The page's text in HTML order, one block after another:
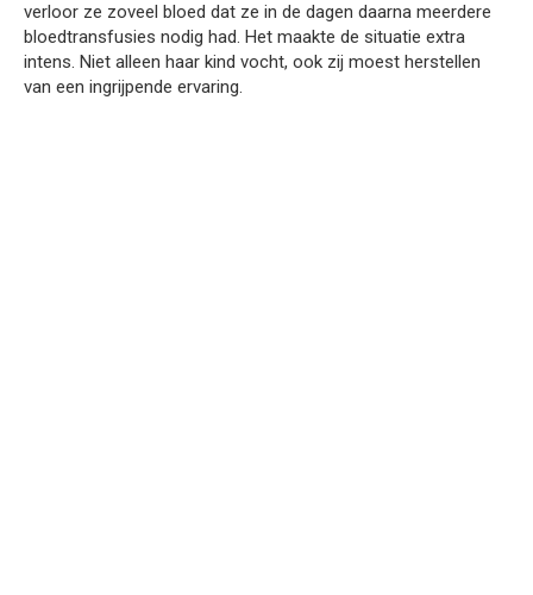
verloor ze zoveel bloed dat ze in de dagen daarna meerdere
bloedtransfusies nodig had. Het maakte de situatie extra
intens. Niet alleen haar kind vocht, ook zij moest herstellen
van een ingrijpende ervaring.